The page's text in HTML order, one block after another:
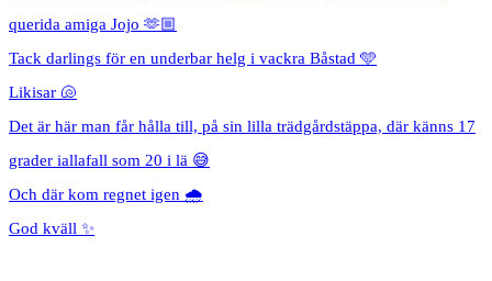
querida amiga Jojo 🫶🏼
Tack darlings för en underbar helg i vackra Båstad 🩵
Likisar 🐚
Det är här man får hålla till, på sin lilla trädgårdstäppa, där känns 17
grader iallafall som 20 i lä 😅
Och där kom regnet igen 🌧️
God kväll ✨